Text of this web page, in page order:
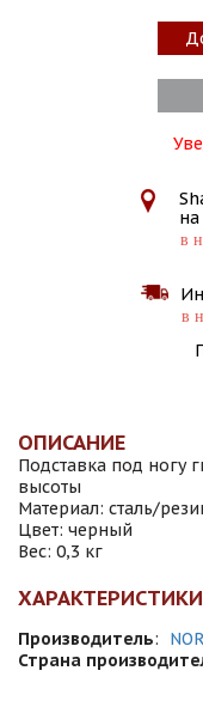
в
в
ОПИСАНИЕ
Подставка под ногу
высоты
Материал: сталь/
Цвет: черный
Вес: 0,3 кг
ХАРАКТЕРИСТИКИ
Производитель:
Страна